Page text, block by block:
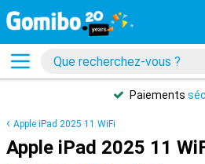
Paiements
Apple iPad 2025 11 WiFi
Apple iPad 2025 11